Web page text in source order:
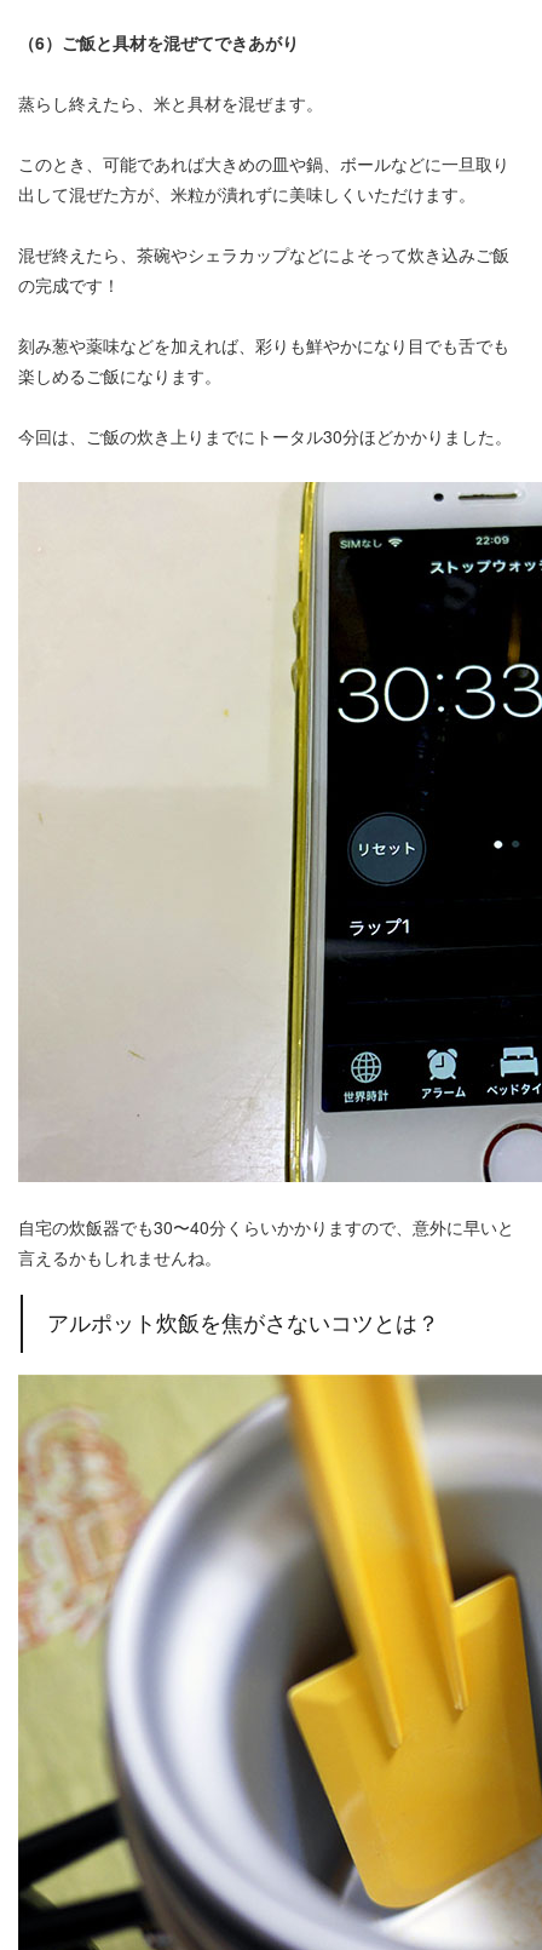
（6）ご飯と具材を混ぜてできあがり
蒸らし終えたら、米と具材を混ぜます。
このとき、可能であれば大きめの皿や鍋、ボールなどに一旦取り
出して混ぜた方が、米粒が潰れずに美味しくいただけます。
混ぜ終えたら、茶碗やシェラカップなどによそって炊き込みご飯
の完成です！
刻み葱や薬味などを加えれば、彩りも鮮やかになり目でも舌でも
楽しめるご飯になります。
今回は、ご飯の炊き上りまでにトータル30分ほどかかりました。
自宅の炊飯器でも30〜40分くらいかかりますので、意外に早いと
言えるかもしれませんね。
アルポット炊飯を焦がさないコツとは？